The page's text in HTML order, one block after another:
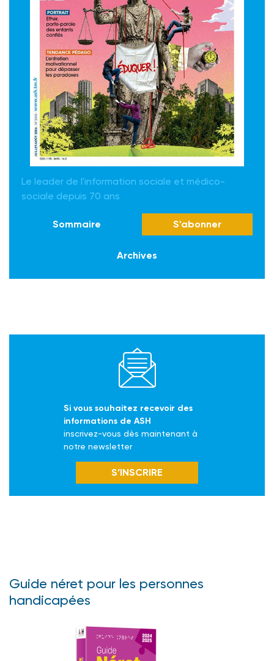
Le leader de l'information sociale et médico-
sociale depuis 70 ans
Sommaire S'abonner
Archives
Si vous souhaitez recevoir des
informations de ASH
inscrivez-vous dès maintenant à
notre newsletter
S’INSCRIRE
Guide néret pour les personnes
handicapées